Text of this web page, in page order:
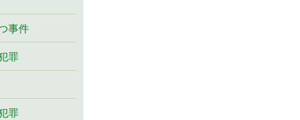
事件
罪
罪